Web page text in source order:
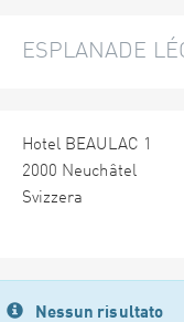
ESPLANADE
Hotel BEAULAC 1
2000 Neuchâtel
Svizzera
Nessun risultato